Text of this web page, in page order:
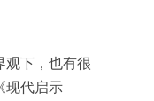
观下，也有很
现代启示